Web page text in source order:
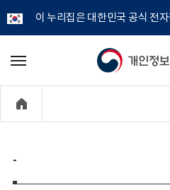
이 누리집은 대한민국 공식 전
개
정
메
기
-